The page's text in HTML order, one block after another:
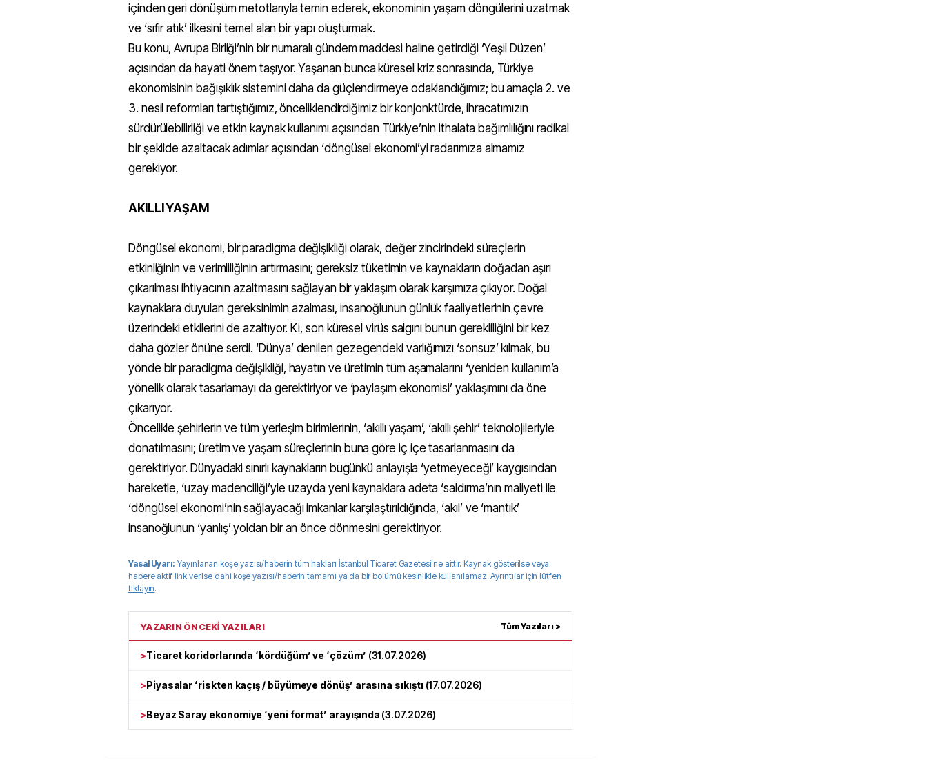
içinden geri dönüşüm metotlarıyla temin ederek, ekonominin yaşam döngülerini uzatmak
ve ‘sıfır atık’ ilkesini temel alan bir yapı oluşturmak.
Bu konu, Avrupa Birliği’nin bir numaralı gündem maddesi haline getirdiği ‘Yeşil Düzen’
açısından da hayati önem taşıyor. Yaşanan bunca küresel kriz sonrasında, Türkiye
ekonomisinin bağışıklık sistemini daha da güçlendirmeye odaklandığımız; bu amaçla 2. ve
3. nesil reformları tartıştığımız, önceliklendirdiğimiz bir konjonktürde, ihracatımızın
sürdürülebilirliği ve etkin kaynak kullanımı açısından Türkiye’nin ithalata bağımlılığını radikal
bir şekilde azaltacak adımlar açısından ‘döngüsel ekonomi’yi radarımıza almamız
gerekiyor.
AKILLI YAŞAM
Döngüsel ekonomi, bir paradigma değişikliği olarak, değer zincirindeki süreçlerin
etkinliğinin ve verimliliğinin artırmasını; gereksiz tüketimin ve kaynakların doğadan aşırı
çıkarılması ihtiyacının azaltmasını sağlayan bir yaklaşım olarak karşımıza çıkıyor. Doğal
kaynaklara duyulan gereksinimin azalması, insanoğlunun günlük faaliyetlerinin çevre
üzerindeki etkilerini de azaltıyor. Ki, son küresel virüs salgını bunun gerekliliğini bir kez
daha gözler önüne serdi. ‘Dünya’ denilen gezegendeki varlığımızı ‘sonsuz’ kılmak, bu
yönde bir paradigma değişikliği, hayatın ve üretimin tüm aşamalarını ‘yeniden kullanım’a
yönelik olarak tasarlamayı da gerektiriyor ve ‘paylaşım ekonomisi’ yaklaşımını da öne
çıkarıyor.
Öncelikle şehirlerin ve tüm yerleşim birimlerinin, ‘akıllı yaşam’, ‘akıllı şehir’ teknolojileriyle
donatılmasını; üretim ve yaşam süreçlerinin buna göre iç içe tasarlanmasını da
gerektiriyor. Dünyadaki sınırlı kaynakların bugünkü anlayışla ‘yetmeyeceği’ kaygısından
hareketle, ‘uzay madenciliği’yle uzayda yeni kaynaklara adeta ‘saldırma’nın maliyeti ile
‘döngüsel ekonomi’nin sağlayacağı imkanlar karşılaştırıldığında, ‘akıl’ ve ‘mantık’
insanoğlunun ‘yanlış’ yoldan bir an önce dönmesini gerektiriyor.
Yasal Uyarı: Yayınlanan köşe yazısı/haberin tüm hakları İstanbul Ticaret Gazetesi'ne aittir. Kaynak gösterilse veya
habere aktif link verilse dahi köşe yazısı/haberin tamamı ya da bir bölümü kesinlikle kullanılamaz. Ayrıntılar için lütfen
tıklayın.
YAZARIN ÖNCEKİ YAZILARI Tüm Yazıları >
>Ticaret koridorlarında ‘kördüğüm’ ve ‘çözüm’ (31.07.2026)
>Piyasalar ‘riskten kaçış / büyümeye dönüş’ arasına sıkıştı(17.07.2026)
>Beyaz Saray ekonomiye ‘yeni format’ arayışında (3.07.2026)